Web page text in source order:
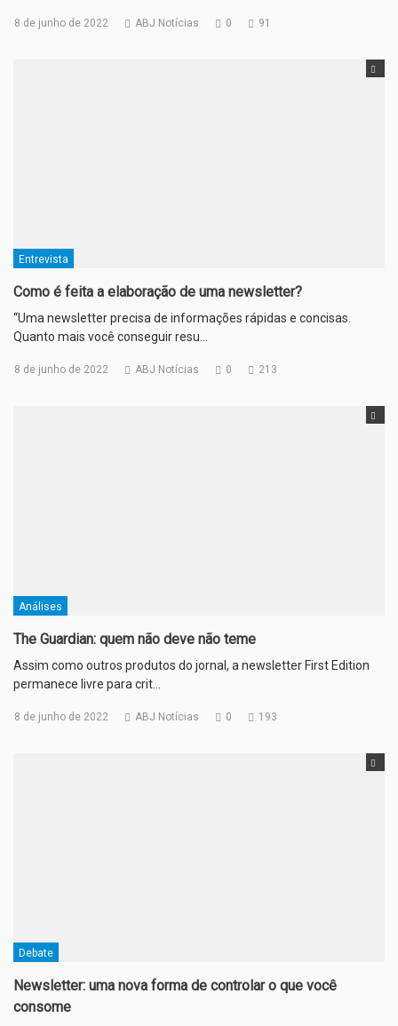
8 de junho de 2022 ABJ Notícias 0 91
Entrevista
Como é feita a elaboração de uma newsletter?
“Uma newsletter precisa de informações rápidas e concisas.
Quanto mais você conseguir resu…
8 de junho de 2022 ABJ Notícias 0 213
Análises
The Guardian: quem não deve não teme
Assim como outros produtos do jornal, a newsletter First Edition
permanece livre para crit…
8 de junho de 2022 ABJ Notícias 0 193
Debate
Newsletter: uma nova forma de controlar o que você
consome